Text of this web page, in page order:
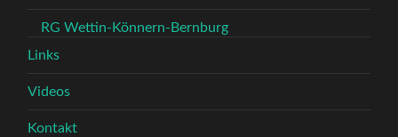
RG Wettin-Könnern-Bernburg
Links
Videos
Kontakt